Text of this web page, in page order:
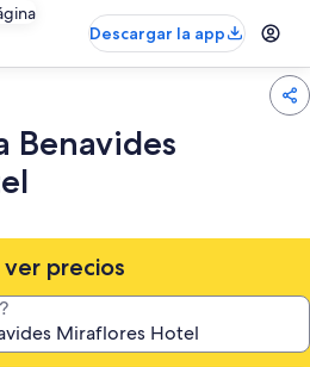
Descargar la app
Benavides
precios